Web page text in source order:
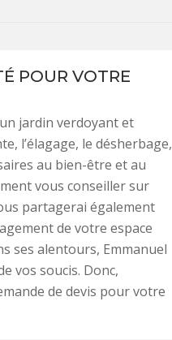
POUR VOTRE
jardin verdoyant et
l’élagage, le désherbage,
au bien-être et au
vous conseiller sur
partagerai également
de votre espace
ses alentours, Emmanuel
vos soucis. Donc,
de devis pour votre